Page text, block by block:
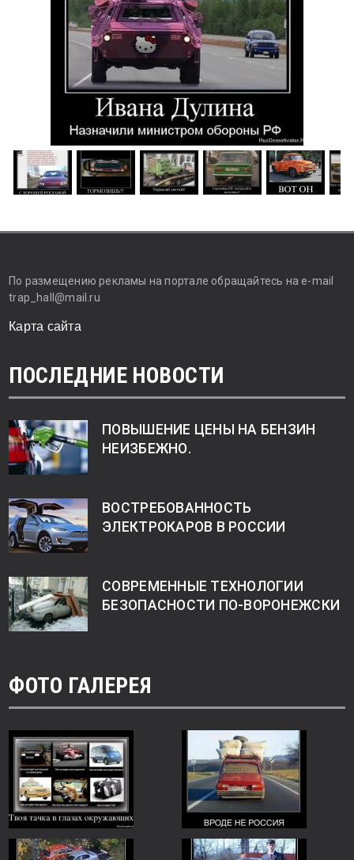
По размещению рекламы на портале обращайтесь на e-mail
trap_hall@mail.ru
Карта сайта
ПОСЛЕДНИЕ НОВОСТИ
ПОВЫШЕНИЕ ЦЕНЫ НА БЕНЗИН
НЕИЗБЕЖНО.
ВОСТРЕБОВАННОСТЬ
ЭЛЕКТРОКАРОВ В РОССИИ
СОВРЕМЕННЫЕ ТЕХНОЛОГИИ
БЕЗОПАСНОСТИ ПО-ВОРОНЕЖСКИ
ФОТО ГАЛЕРЕЯ